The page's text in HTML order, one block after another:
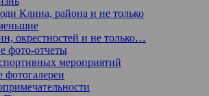
Клина, района и не только
окрестностей и не только…
фото-отчеты
мероприятий
фотогалереи